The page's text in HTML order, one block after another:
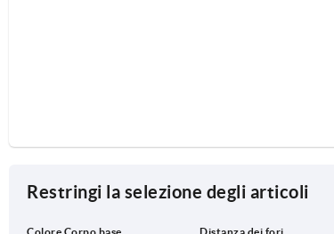
Restringi la selezione degli articoli